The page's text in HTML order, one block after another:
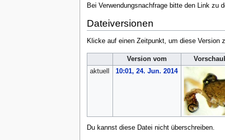
Bei Verwendungsnachfrage bitte den Link zu
Dateiversionen
Klicke auf einen Zeitpunkt, um diese Version
Version vom
aktuell
10:01, 24. Jun. 2014
Du kannst diese Datei nicht überschreiben.